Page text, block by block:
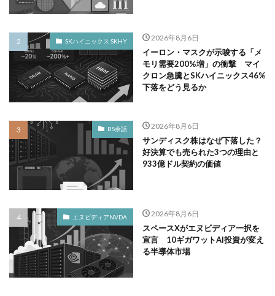
SKハイニックス SKHY 2026年8月6日
イーロン・マスクが示唆する「メ
モリ需要200%増」の衝撃 マイ
クロン急騰とSKハイニックス46%
下落をどう見るか
BS余話 2026年8月6日
サンディスク株はなぜ下落した？
好決算でも売られた3つの理由と
933億ドル契約の価値
エヌビディアNVDA 2026年8月6日
スペースXがエヌビディア一択を
宣言 10ギガワットAI投資が変え
る半導体市場